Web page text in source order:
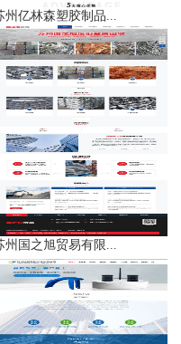
州亿林森塑胶制品...
州国之旭贸易有限...